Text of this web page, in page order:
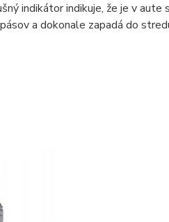
indikátor indikuje, že je v aute
a dokonale zapadá do